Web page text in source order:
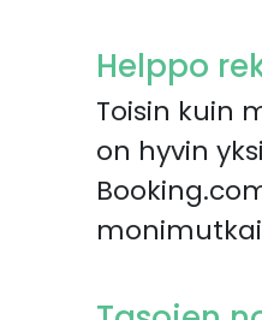
Helppo
Toisin kuin
on hyvin